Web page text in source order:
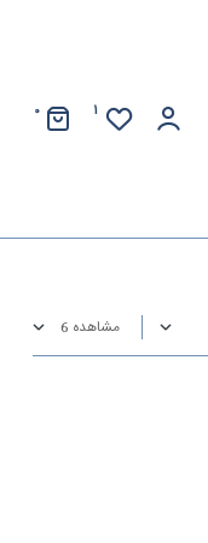
1
0
مشاهده